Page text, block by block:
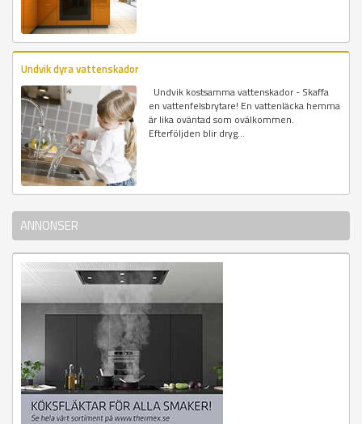
Undvik dyra vattenskador
Undvik kostsamma vattenskador - Skaffa
en vattenfelsbrytare! En vattenläcka hemma
är lika oväntad som ovälkommen.
Efterföljden blir dryg...
ANNONSER